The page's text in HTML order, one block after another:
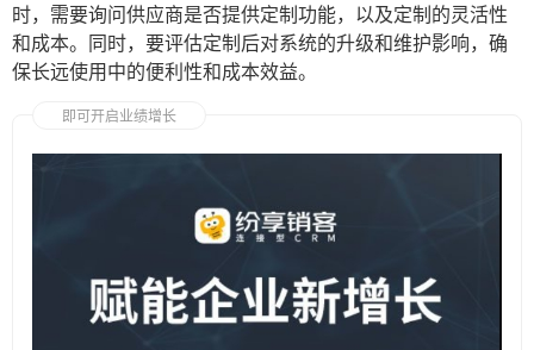
时，需要询问供应商是否提供定制功能，以及定制的灵活性
和成本。同时，要评估定制后对系统的升级和维护影响，确
保长远使用中的便利性和成本效益。
即可开启业绩增长